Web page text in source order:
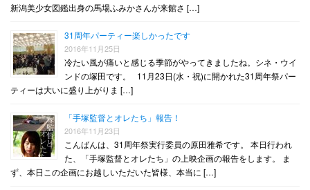
新潟美少女図鑑出身の馬場ふみかさんが来館さ […]
31周年パーティー楽しかったです
2016年11月25日
冷たい風が痛いと感じる季節がやってきましたね。シネ・ウイ
ンドの塚田です。 11月23日(水・祝)に開かれた31周年祭パー
ティーは大いに盛り上がりま […]
「手塚監督とオレたち」報告！
2016年11月23日
こんばんは、31周年祭実行委員の原田雅希です。 本日行われ
た、「手塚監督とオレたち」の上映企画の報告をします。 ま
ず、本日この企画にお越しいただいた皆様、本当に […]